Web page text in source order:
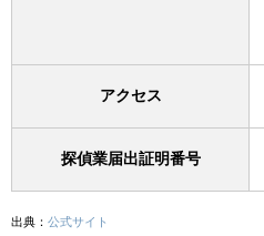
アクセス
探偵業届出証明番号
出典： 公式サイト